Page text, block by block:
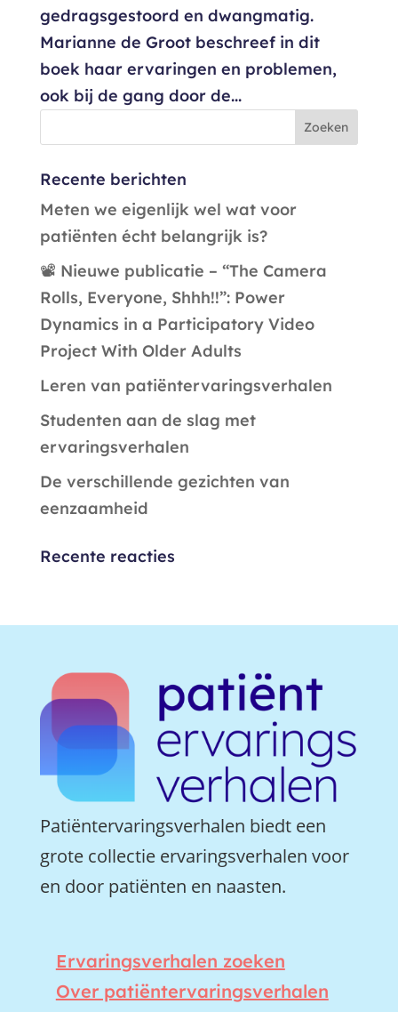
gedragsgestoord en dwangmatig.
Marianne de Groot beschreef in dit
boek haar ervaringen en problemen,
ook bij de gang door de...
Recente berichten
Meten we eigenlijk wel wat voor
patiënten écht belangrijk is?
📽️ Nieuwe publicatie – “The Camera
Rolls, Everyone, Shhh!!”: Power
Dynamics in a Participatory Video
Project With Older Adults
Leren van patiëntervaringsverhalen
Studenten aan de slag met
ervaringsverhalen
De verschillende gezichten van
eenzaamheid
Recente reacties
Patiëntervaringsverhalen biedt een
grote collectie ervaringsverhalen voor
en door patiënten en naasten.
Ervaringsverhalen zoeken
Over patiëntervaringsverhalen